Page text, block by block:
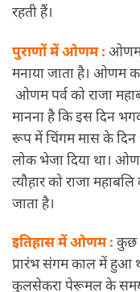
रहती हैं।
पुराणों में ओणम : ओणम
मनाया जाता है। ओणम
ओणम पर्व को राजा
मानना है कि इस दिन
रूप में चिंगम मास के दिन
लोक भेजा दिया था।
त्यौहार को राजा
जाता है।
इतिहास में ओणम : कुछ
प्रारंभ संगम काल में
कुलसेकरा पेरूमल के